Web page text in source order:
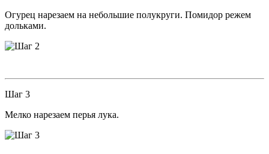
Огурец нарезаем на небольшие полукруги. Помидор режем
дольками.
Шаг 3
Мелко нарезаем перья лука.